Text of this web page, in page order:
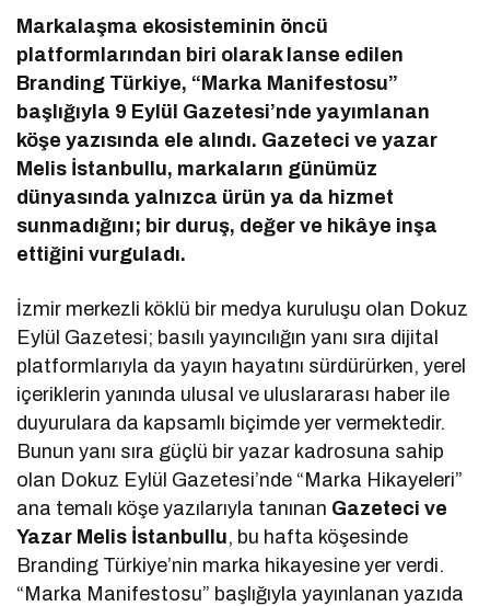
Markalaşma ekosisteminin öncü
platformlarından biri olarak lanse edilen
Branding Türkiye, “Marka Manifestosu”
başlığıyla 9 Eylül Gazetesi’nde yayımlanan
köşe yazısında ele alındı. Gazeteci ve yazar
Melis İstanbullu, markaların günümüz
dünyasında yalnızca ürün ya da hizmet
sunmadığını; bir duruş, değer ve hikâye inşa
ettiğini vurguladı.
İzmir merkezli köklü bir medya kuruluşu olan Dokuz
Eylül Gazetesi; basılı yayıncılığın yanı sıra dijital
platformlarıyla da yayın hayatını sürdürürken, yerel
içeriklerin yanında ulusal ve uluslararası haber ile
duyurulara da kapsamlı biçimde yer vermektedir.
Bunun yanı sıra güçlü bir yazar kadrosuna sahip
olan Dokuz Eylül Gazetesi’nde “Marka Hikayeleri”
ana temalı köşe yazılarıyla tanınan Gazeteci ve
Yazar Melis İstanbullu, bu hafta köşesinde
Branding Türkiye’nin marka hikayesine yer verdi.
“Marka Manifestosu” başlığıyla yayınlanan yazıda